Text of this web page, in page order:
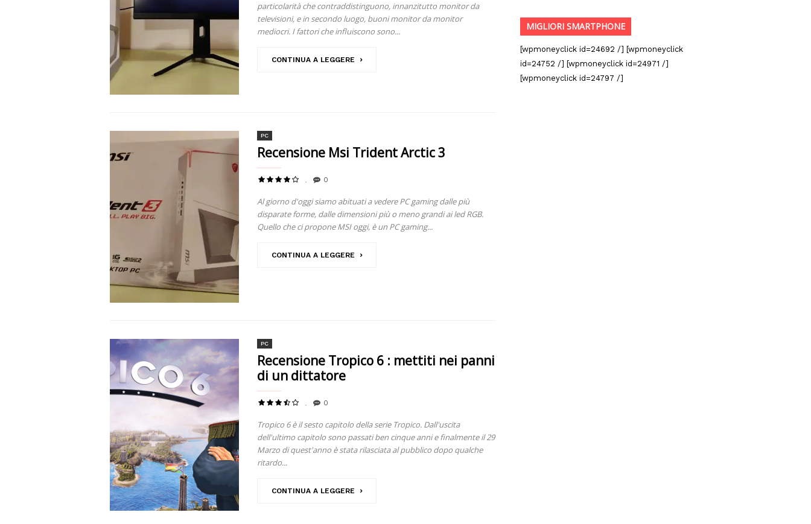
particolarità che contraddistinguono, innanzitutto monitor da
televisioni, e in secondo luogo, buoni monitor da monitor
mediocri. I fattori che influiscono sono...
CONTINUA A LEGGERE
PC
Recensione Msi Trident Arctic 3
0
Al giorno d'oggi siamo abituati a vedere PC gaming dalle più
disparate forme, dalle dimensioni più o meno grandi ai led RGB.
Quello che ci propone MSI oggi, è un PC gaming...
CONTINUA A LEGGERE
PC
Recensione Tropico 6 : mettiti nei panni
di un dittatore
0
Tropico 6 è il sesto capitolo della serie Tropico. Dall'uscita
dell'ultimo capitolo sono passati ben cinque anni e finalmente il 29
Marzo di quest'anno è stata rilasciata al pubblico dopo qualche
ritardo...
CONTINUA A LEGGERE
MIGLIORI SMARTPHONE
[wpmoneyclick id=24692 /] [wpmoneyclick
id=24752 /] [wpmoneyclick id=24971 /]
[wpmoneyclick id=24797 /]